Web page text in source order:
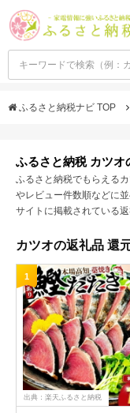
ふるさと納税ナビ TOP
ふるさと納税 カツオ
ふるさと納税でもらえる
やレビュー件数順などに
サイトに掲載されている
カツオの返礼品 還
1
出典：楽天ふるさと納税